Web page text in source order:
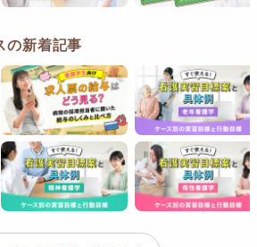
の新着記事